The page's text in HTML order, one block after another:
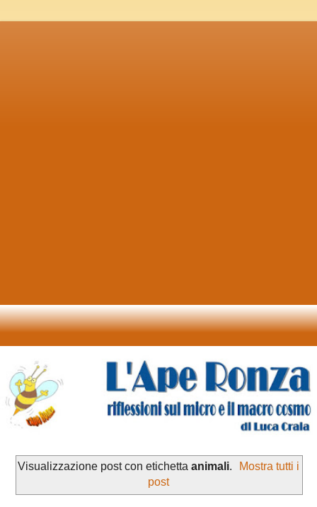
Visualizzazione post con etichetta animali.
Mostra tutti i
post